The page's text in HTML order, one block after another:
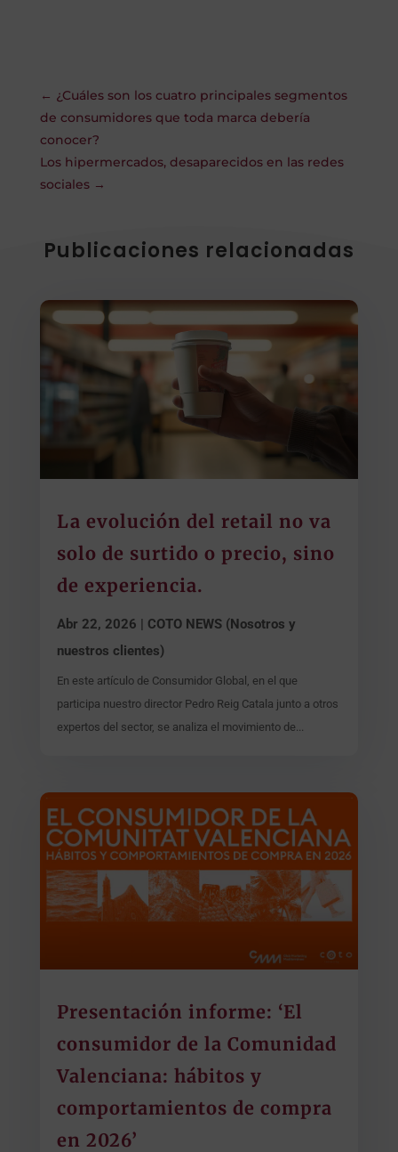
← ¿Cuáles son los cuatro principales segmentos
de consumidores que toda marca debería
conocer?
Los hipermercados, desaparecidos en las redes
sociales→
Publicaciones relacionadas
La evolución del retail no va
solo de surtido o precio, sino
de experiencia.
Abr 22, 2026 | COTO NEWS (Nosotros y
nuestros clientes)
En este artículo de Consumidor Global, en el que
participa nuestro director Pedro Reig Catala junto a otros
expertos del sector, se analiza el movimiento de...
Presentación informe: ‘El
consumidor de la Comunidad
Valenciana: hábitos y
comportamientos de compra
en 2026’